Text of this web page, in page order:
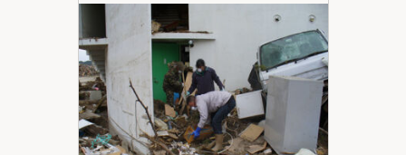
ピックアップコンテンツ
Foreign Laguage